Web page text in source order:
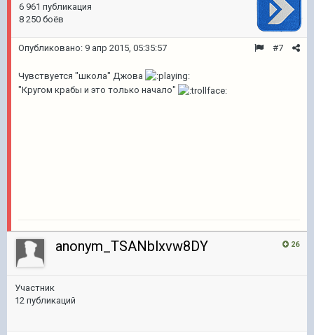
6 961 публикация
8 250 боёв
#7
Опубликовано: 9 апр 2015, 05:35:57
Чувствуется "школа" Джова
"Кругом крабы и это только начало"
26
anonym_TSANblxvw8DY
Участник
12 публикаций